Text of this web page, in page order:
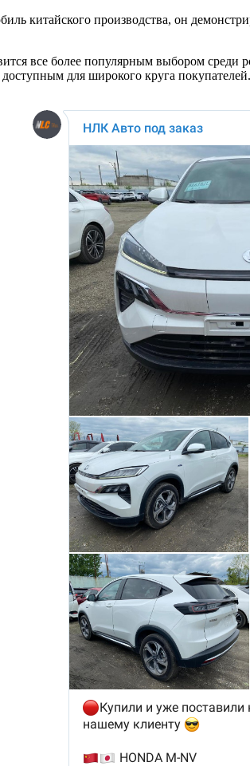
китайского производства, он
все более популярным выбором среди
для широкого круга покупателей.